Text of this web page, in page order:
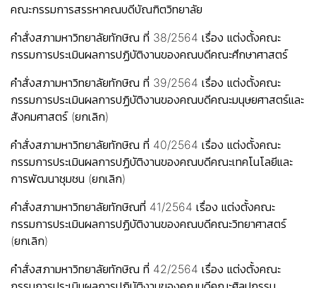
คณะกรรมการสรรหาคณบดีบัณฑิตวิทยาลัย
คำสั่งสภามหาวิทยาลัยทักษิณ ที่ 38/2564 เรื่อง แต่งตั้งคณะ
กรรมการประเมินผลการปฏิบัติงานของคณบดีคณะศึกษาศาสตร์
คำสั่งสภามหาวิทยาลัยทักษิณ ที่ 39/2564 เรื่อง แต่งตั้งคณะ
กรรมการประเมินผลการปฏิบัติงานของคณบดีคณะมนุษยศาสตร์และ
สังคมศาสตร์ (ยกเลิก)
คำสั่งสภามหาวิทยาลัยทักษิณ ที่ 40/2564 เรื่อง แต่งตั้งคณะ
กรรมการประเมินผลการปฏิบัติงานของคณบดีคณะเทคโนโลยีและ
การพัฒนาชุมชน (ยกเลิก)
คำสั่งสภามหาวิทยาลัยทักษิณที่ 41/2564 เรื่อง แต่งตั้งคณะ
กรรมการประเมินผลการปฏิบัติงานของคณบดีคณะวิทยาศาสตร์
(ยกเลิก)
คำสั่งสภามหาวิทยาลัยทักษิณ ที่ 42/2564 เรื่อง แต่งตั้งคณะ